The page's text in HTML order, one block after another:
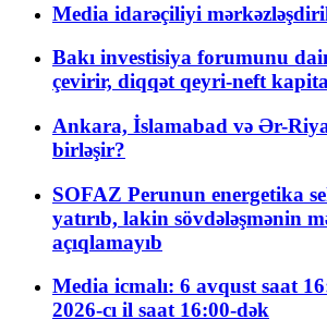
Media idarəçiliyi
Bakı investisiya forumunu
çevirir, diqqət qeyri-neft
Ankara, İslamabad və Ər-
birləşir?
SOFAZ Perunun energetika
yatırıb, lakin sövdələşmənin
açıqlamayıb
Media icmalı: 6 avqust saat
2026-cı il saat 16:00-dək